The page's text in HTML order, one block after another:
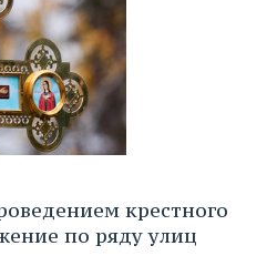
крестного
по ряду улиц